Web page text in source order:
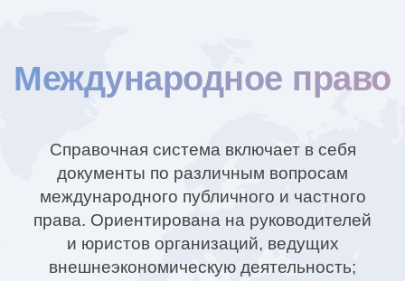
Международное право
Справочная система включает в себя
документы по различным вопросам
международного публичного и частного
права. Ориентирована на руководителей
и юристов организаций, ведущих
внешнеэкономическую деятельность;